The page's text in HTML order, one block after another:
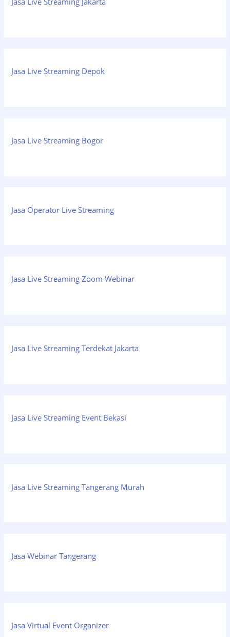
Jasa Live Streaming Depok
Jasa Live Streaming Bogor
Jasa Operator Live Streaming
Jasa Live Streaming Zoom Webinar
Jasa Live Streaming Terdekat Jakarta
Jasa Live Streaming Event Bekasi
Jasa Live Streaming Tangerang Murah
Jasa Webinar Tangerang
Jasa Virtual Event Organizer